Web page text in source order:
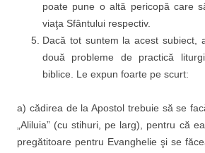
poate pune o altă pericopă care
viaţa Sfântului respectiv.
Dacă tot suntem la acest subiect,
două probleme de practică
biblice. Le expun foarte pe scurt:
a) cădirea de la Apostol trebuie să se
„Aliluia” (cu stihuri, pe larg), pentru că
pregătitoare pentru Evanghelie şi se